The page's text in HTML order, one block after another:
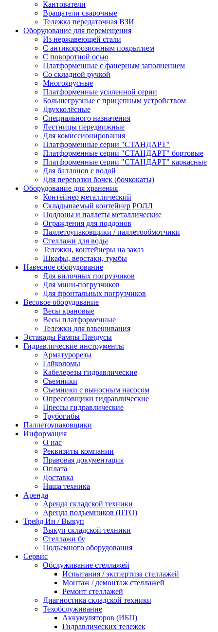
Кантователи
Вращатели сварочные
Тележка передаточная ВЗИ
Оборудование для перемещения
Из нержавеющей стали
С антикоррозионным покрытием
С поворотной осью
Платформенные с фанерным заполнением
Со складной ручкой
Многоярусные
Платформенные усиленной серии
Большегрузные с прицепным устройством
Двухколёсные
Специального назначения
Лестницы передвижные
Для комиссионирования
Платформенные серии "СТАНДАРТ"
Платформенные серии "СТАНДАРТ" бортовые
Платформенные серии "СТАНДАРТ" каркасные
Для баллонов с водой
Для перевозки бочек (бочкокаты)
Оборудование для хранения
Контейнер металлический
Складываемый контейнер РОЛЛ
Поддоны и паллеты металлические
Ограждения для поддонов
Паллетоупаковщики / паллетообмотчики
Стеллажи для воды
Тележки, контейнеры на заказ
Шкафы, верстаки, тумбы
Навесное оборудование
Для вилочных погрузчиков
Для мини-погрузчиков
Для фронтальных погрузчиков
Весовое оборудование
Весы крановые
Весы платформенные
Тележки для взвешивания
Эстакады Рампы Пандусы
Гидравлические инструменты
Арматурорезы
Гайколомы
Кабелерезы гидравлические
Съемники
Съемники с выносным насосом
Опрессовщики гидравлические
Прессы гидравлические
Трубогибы
Паллетоупаковщики
Информация
О нас
Реквизиты компании
Правовая документация
Оплата
Доставка
Наша техника
Аренда
Аренда складской техники
Аренда подъемников (ПТО)
Трейд Ин / Выкуп
Выкуп складской техники
Стеллажи бу
Подъемного оборудования
Сервис
Обслуживание стеллажей
Испытания / экспертиза стеллажей
Монтаж / демонтаж стеллажей
Ремонт стеллажей
Диагностика складской техники
Техобслуживание
Аккумуляторов (ИБП)
Гидравлических тележек